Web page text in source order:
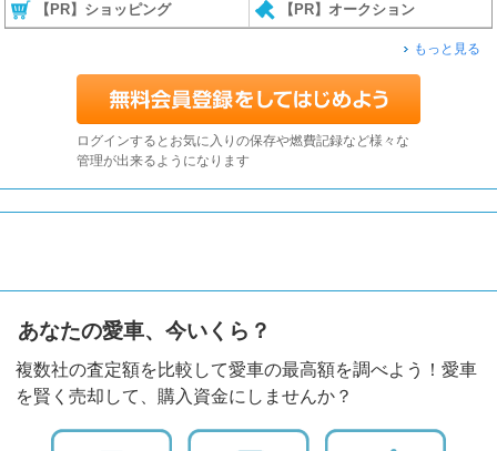
【PR】ショッピング 【PR】オークション
もっと見る
ログインするとお気に入りの保存や燃費記録など様々な
管理が出来るようになります
あなたの愛車、今いくら？
複数社の査定額を比較して愛車の最高額を調べよう！愛車
を賢く売却して、購入資金にしませんか？